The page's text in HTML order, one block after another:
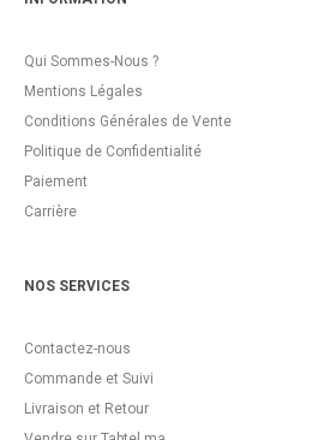
Qui Sommes-Nous ?
Mentions Légales
Conditions Générales de Vente
Politique de Confidentialité
Paiement
Carrière
NOS SERVICES
Contactez-nous
Commande et Suivi
Livraison et Retour